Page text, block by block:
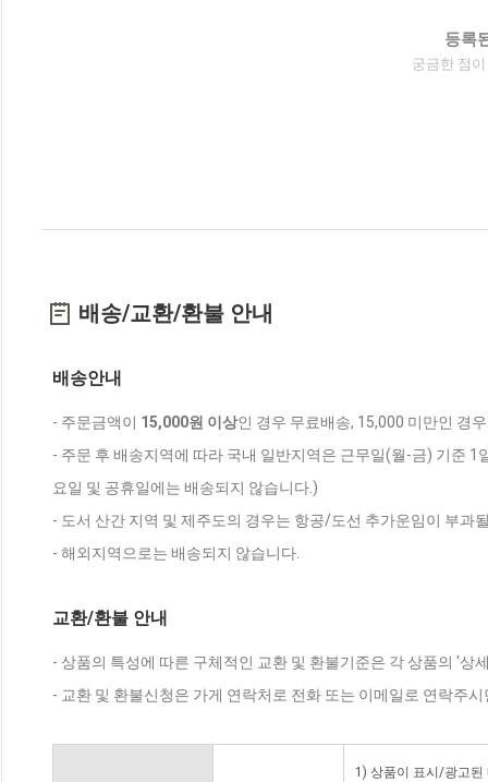
등록
궁금한 점
배송/교환/환불 안내
배송안내
- 주문금액이 15,000원 이상인 경우 무료배송, 15,000 미만인 경
- 주문 후 배송지역에 따라 국내 일반지역은 근무일(월-금) 기준
요일 및 공휴일에는 배송되지 않습니다.)
- 도서 산간 지역 및 제주도의 경우는 항공/도선 추가운임이 부과
- 해외지역으로는 배송되지 않습니다.
교환/환불 안내
- 상품의 특성에 따른 구체적인 교환 및 환불기준은 각 상품의 '상
- 교환 및 환불신청은 가게 연락처로 전화 또는 이메일로 연락주
1) 상품이 표시/광고된